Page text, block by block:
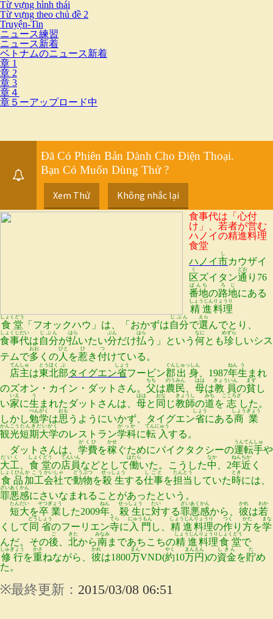
Từ vựng hình thái
Từ vựng theo chủ đề 2
Truyện-Tin
ニュース練習
ニュース新着
ベトナムのニュース新着
章 1
章 2
章 3
章４
章５ーアップロード中
Đã Có Phiên Bản Dành Cho Điện Thoại.
Bạn Có Muốn Dùng Thử ?
Xem Thử Không nhắc lại
食事代は「心付
け」、若者が営む
ハノイの精進料理
食堂
ハノイ市
し
カウザイ
区
く
ズイタン通
どお
り76
番地
ばんち
の路地
ろじ
にある
精進
しょうじん
料理
りょうり
食堂
しょくどう
「フオックハウ」は、「おかずは自分
じぶん
で選
えら
んでとり、
食事
しょくじ
代
だい
は自分
じぶん
が払
はら
いたい分
ぶん
だけ払
はら
う」という 何
なに
とも珍
めずら
しいシス
テムで多
おお
くの人
ひと
を惹
ひ
き付
つ
けている。
店主
てんしゅ
は東北
とうほく
部
ぶ
タイグエン省
しょう
フービン郡
ぐん
出身
しゅっしん
、1987年
ねん
生
う
まれ
のズオン・カイン・ダットさん。 父
ちち
は農民
のうみん
母
はは
は教員
きょういん
の貧
まず
し
い家
いえ
に生
う
まれたダットさんは、 母
はは
と 同
おな
じ教師
きょうし
の道
みち
を 志
こころざ
した。
しかし勉学
べんがく
は思
おも
うようにいかず、タイグエン省
しょう
にある商業
しょうぎょう
観光
かんこう
短期大学
たんきだいがく
のレストラン学科
がっか
に転入
てんにゅう
する。
ダットさんは、 学費
がくひ
を稼
かせ
ぐためにバイクタクシーの運転
うんてん
手
しゅ
や
大工
だいく
食堂
しょくどう
の店員
てんいん
などとして働
はたら
いた。こうした中
なか
、2年
ねん
近
ちか
く
食品
しょくひん
加工
かこう
会社
かいしゃ
で動物
どうぶつ
を殺生
せっしょう
する仕事
しごと
を担当
たんとう
していた時
とき
には、
罪悪
ざいあく
感
かん
にさいなまれることがあったという。
短大
たんだい
を卒業
そつぎょう
した2009年
ねん
殺生
せっしょう
に対
たい
する罪悪
ざいあく
感
かん
から、 彼
かれ
は若
わか
くして 同省
どうしょう
のフーリエン寺
てら
に 入門
にゅうもん
し、 精進
しょうじん
料理
りょうり
の作
つく
り 方
かた
を学
まな
んだ。その後
ご
北
きた
から南
みなみ
まであちこちの精進
しょうじん
料理
りょうり
食堂
しょくどう
で
修行
しゅぎょう
を重
かさ
ねながら、 彼
かれ
は1800万
まん
VND(約
やく
10万
まん
円
えん
)の資金
しきん
を貯
た
め
た。
※最終更新 ： 2015/03/08 06:51